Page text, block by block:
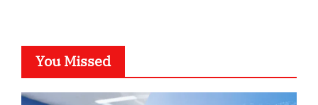
You Missed